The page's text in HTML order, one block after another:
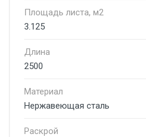
Площадь листа, м2
3.125
Длина
2500
Материал
Нержавеющая сталь
Раскрой